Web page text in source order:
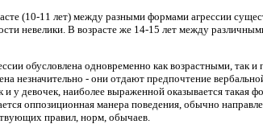
(10-11 лет) между разными формами агрессии
невелики. В возрасте же 14-15 лет между
обусловлена одновременно как возрастными,
незначительно - они отдают предпочтение
и у девочек, наиболее выраженной оказывается
оппозиционная манера поведения, обычно
правил, норм, обычаев.